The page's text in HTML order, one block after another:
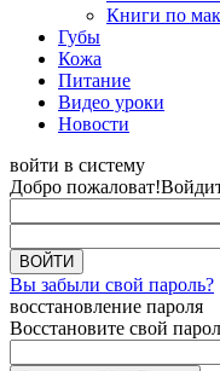
Книги по
Губы
Кожа
Питание
Видео уроки
Новости
войти в систему
Добро пожаловат!
Вы забыли свой пароль?
восстановление пароля
Восстановите свой